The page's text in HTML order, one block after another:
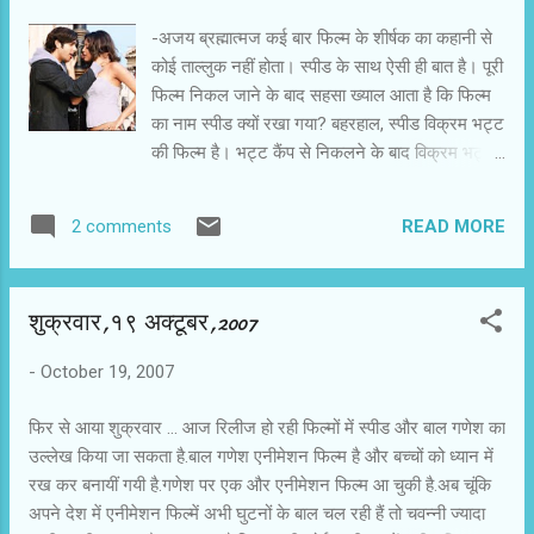
हुस्सैन के बारे में सभी जानते हैं.आमिर की मां के साथ वे नही रहते.उनकी आमिर
से अलग किस्म की खटपट है.वे ...
-अजय ब्रह्मात्मज कई बार फिल्म के शीर्षक का कहानी से
कोई ताल्लुक नहीं होता। स्पीड के साथ ऐसी ही बात है। पूरी
फिल्म निकल जाने के बाद सहसा ख्याल आता है कि फिल्म
का नाम स्पीड क्यों रखा गया? बहरहाल, स्पीड विक्रम भट्ट
की फिल्म है। भट्ट कैंप से निकलने के बाद विक्रम भट्ट
पस्त हो जाते हैं। कुछ निर्देशक दिशानिर्देश मिले तभी अच्छा
काम कर सकते हैं। विक्रम भट्ट को जल्दी ही एक ठीक-
स्पीड की कहानी लंदन में घटित होती है। इस फिल्म में
भी एक जरूरी कैरेक्टर बन गया है। वह लिंक है कैरेक्टरों
अपनी प्रेमिका संजना (तनुश्री दत्ता) को समझाने। उसे
एक रांग काल आता है, जो अपहृत हो चुकी युवती (उर्मिला
मातोंडकर) का है। उसका अपहरण कर फिल्म का
खलनायक आफताब शिवदासानी उसके पति सिद्धार्थ (संजय
2 comments READ MORE
शुक्रवार,१९ अक्टूबर,2007
- October 19, 2007
फिर से आया शुक्रवार ... आज रिलीज हो रही फिल्मों में स्पीड और बाल गणेश का
उल्लेख किया जा सकता है.बाल गणेश एनीमेशन फिल्म है और बच्चों को ध्यान में
रख कर बनायीं गयी है.गणेश पर एक और एनीमेशन फिल्म आ चुकी है.अब चूंकि
अपने देश में एनीमेशन फिल्में अभी घुटनों के बाल चल रही हैं तो चवन्नी ज्यादा